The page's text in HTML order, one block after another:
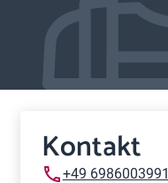
Kontakt
+49 6986003991